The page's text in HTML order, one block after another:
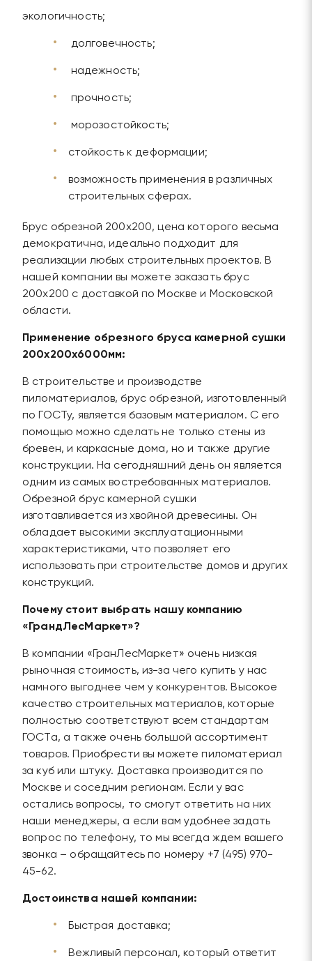
экологичность;
долговечность;
надежность;
прочность;
морозостойкость;
стойкость к деформации;
возможность применения в различных
строительных сферах.
Брус обрезной 200х200, цена которого весьма
демократична, идеально подходит для
реализации любых строительных проектов. В
нашей компании вы можете заказать брус
200х200 с доставкой по Москве и Московской
области.
Применение обрезного бруса камерной сушки
200х200х6000мм:
В строительстве и производстве
пиломатериалов, брус обрезной, изготовленный
по ГОСТу, является базовым материалом. С его
помощью можно сделать не только стены из
бревен, и каркасные дома, но и также другие
конструкции. На сегодняшний день он является
одним из самых востребованных материалов.
Обрезной брус камерной сушки
изготавливается из хвойной древесины. Он
обладает высокими эксплуатационными
характеристиками, что позволяет его
использовать при строительстве домов и других
конструкций.
Почему стоит выбрать нашу компанию
«ГрандЛесМаркет»?
В компании «ГранЛесМаркет» очень низкая
рыночная стоимость, из-за чего купить у нас
намного выгоднее чем у конкурентов. Высокое
качество строительных материалов, которые
полностью соответствуют всем стандартам
ГОСТа, а также очень большой ассортимент
товаров. Приобрести вы можете пиломатериал
за куб или штуку. Доставка производится по
Москве и соседним регионам. Если у вас
остались вопросы, то смогут ответить на них
наши менеджеры, а если вам удобнее задать
вопрос по телефону, то мы всегда ждем вашего
звонка – обращайтесь по номеру +7 (495) 970-
45-62.
Достоинства нашей компании:
Быстрая доставка;
Вежливый персонал, который ответит